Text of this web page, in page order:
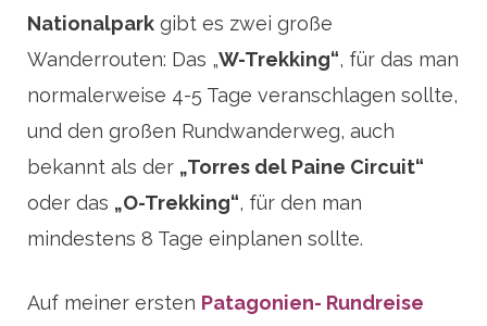
Nationalpark gibt es zwei große
Wanderrouten: Das „W-Trekking“, für das man
normalerweise 4-5 Tage veranschlagen sollte,
und den großen Rundwanderweg, auch
bekannt als der „Torres del Paine Circuit“
oder das „O-Trekking“, für den man
mindestens 8 Tage einplanen sollte.
Auf meiner ersten Patagonien- Rundreise